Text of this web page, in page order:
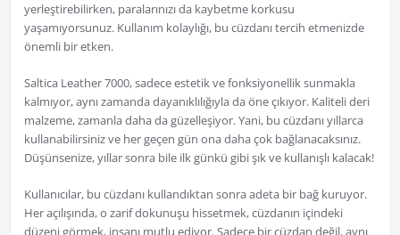
yerleştirebilirken, paralarınızı da kaybetme korkusu
yaşamıyorsunuz. Kullanım kolaylığı, bu cüzdanı tercih etmenizde
önemli bir etken.
Saltica Leather 7000, sadece estetik ve fonksiyonellik sunmakla
kalmıyor, aynı zamanda dayanıklılığıyla da öne çıkıyor. Kaliteli deri
malzeme, zamanla daha da güzelleşiyor. Yani, bu cüzdanı yıllarca
kullanabilirsiniz ve her geçen gün ona daha çok bağlanacaksınız.
Düşünsenize, yıllar sonra bile ilk günkü gibi şık ve kullanışlı kalacak!
Kullanıcılar, bu cüzdanı kullandıktan sonra adeta bir bağ kuruyor.
Her açılışında, o zarif dokunuşu hissetmek, cüzdanın içindeki
düzeni görmek, insanı mutlu ediyor. Sadece bir cüzdan değil, aynı